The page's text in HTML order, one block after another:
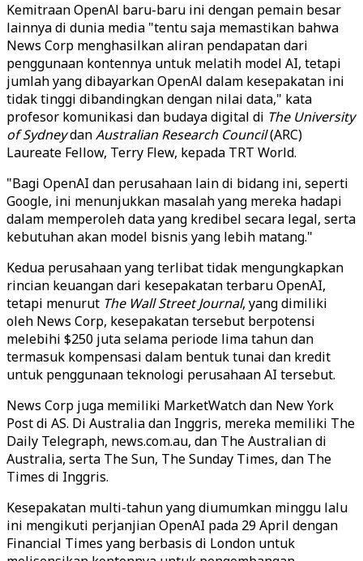
Kemitraan OpenAl baru-baru ini dengan pemain besar
lainnya di dunia media "tentu saja memastikan bahwa
News Corp menghasilkan aliran pendapatan dari
penggunaan kontennya untuk melatih model AI, tetapi
jumlah yang dibayarkan OpenAl dalam kesepakatan ini
tidak tinggi dibandingkan dengan nilai data," kata
profesor komunikasi dan budaya digital di The University
of SydneydanAustralian Research Council(ARC)
Laureate Fellow, Terry Flew, kepada TRT World.
"Bagi OpenAI dan perusahaan lain di bidang ini, seperti
Google, ini menunjukkan masalah yang mereka hadapi
dalam memperoleh data yang kredibel secara legal, serta
kebutuhan akan model bisnis yang lebih matang."
Kedua perusahaan yang terlibat tidak mengungkapkan
rincian keuangan dari kesepakatan terbaru OpenAI,
tetapi menurut The Wall Street Journal, yang dimiliki
oleh News Corp, kesepakatan tersebut berpotensi
melebihi $250 juta selama periode lima tahun dan
termasuk kompensasi dalam bentuk tunai dan kredit
untuk penggunaan teknologi perusahaan AI tersebut.
News Corp juga memiliki MarketWatch dan New York
Post di AS. Di Australia dan Inggris, mereka memiliki The
Daily Telegraph, news.com.au, dan The Australian di
Australia, serta The Sun, The Sunday Times, dan The
Times di Inggris.
Kesepakatan multi-tahun yang diumumkan minggu lalu
ini mengikuti perjanjian OpenAI pada 29 April dengan
Financial Times yang berbasis di London untuk